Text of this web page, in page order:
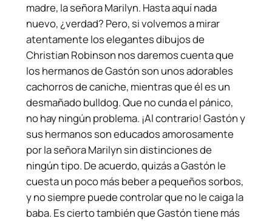
madre, la señora Marilyn. Hasta aquí nada
nuevo, ¿verdad? Pero, si volvemos a mirar
atentamente los elegantes dibujos de
Christian Robinson nos daremos cuenta que
los hermanos de Gastón son unos adorables
cachorros de caniche, mientras que él es un
desmañado bulldog. Que no cunda el pánico,
no hay ningún problema. ¡Al contrario! Gastón y
sus hermanos son educados amorosamente
por la señora Marilyn sin distinciones de
ningún tipo. De acuerdo, quizás a Gastón le
cuesta un poco más beber a pequeños sorbos,
y no siempre puede controlar que no le caiga la
baba. Es cierto también que Gastón tiene más